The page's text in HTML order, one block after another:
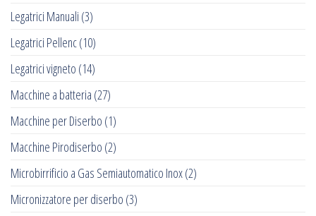
Legatrici Manuali (3)
Legatrici Pellenc(10)
Legatrici vigneto (14)
Macchine a batteria (27)
Macchine per Diserbo (1)
Macchine Pirodiserbo (2)
Microbirrificio a Gas Semiautomatico Inox(2)
Micronizzatore per diserbo (3)